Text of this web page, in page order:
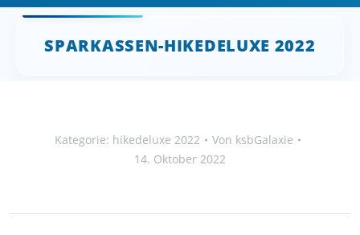
SPARKASSEN-HIKEDELUXE 2022
Kategorie: hikedeluxe 2022 Von ksbGalaxie
14. Oktober 2022